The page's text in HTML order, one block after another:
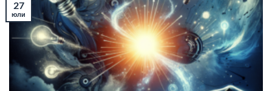
27
юли